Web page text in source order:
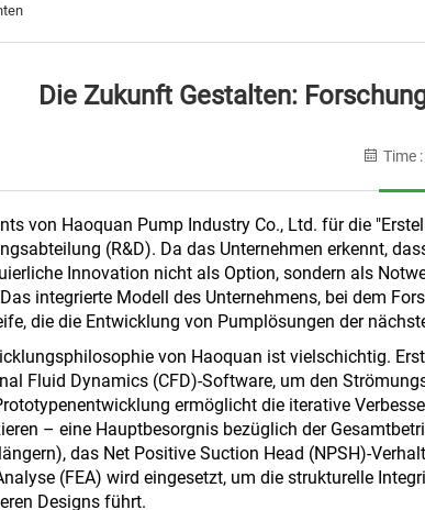
Die Zukunft Gestalten:
Time
von Haoquan Pump Industry Co., Ltd. für die
(R&D). Da das Unternehmen erkennt,
Innovation nicht als Option, sondern als
integrierte Modell des Unternehmens, bei dem
die die Entwicklung von Pumplösungen der
von Haoquan ist vielschichtig.
Fluid Dynamics (CFD)-Software, um den
ermöglicht die iterative
– eine Hauptbesorgnis bezüglich der
das Net Positive Suction Head (NPSH)-
(FEA) wird eingesetzt, um die strukturelle
Designs führt.